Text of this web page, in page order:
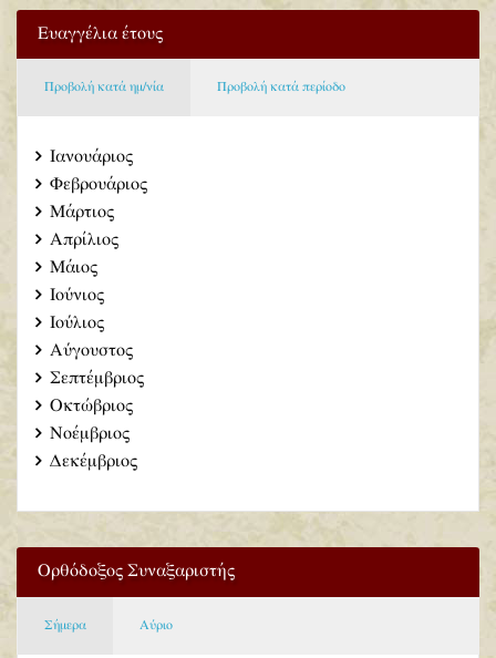
Ευαγγέλια έτους
Προβολή κατά ημ/νία Προβολή κατά περίοδο
Ιανουάριος
Φεβρουάριος
Μάρτιος
Απρίλιος
Μάιος
Ιούνιος
Ιούλιος
Αύγουστος
Σεπτέμβριος
Οκτώβριος
Νοέμβριος
Δεκέμβριος
Ορθόδοξος Συναξαριστής
Σήμερα Αύριο